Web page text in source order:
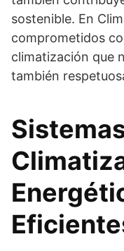
sostenible. En
comprometidos
climatización que
también